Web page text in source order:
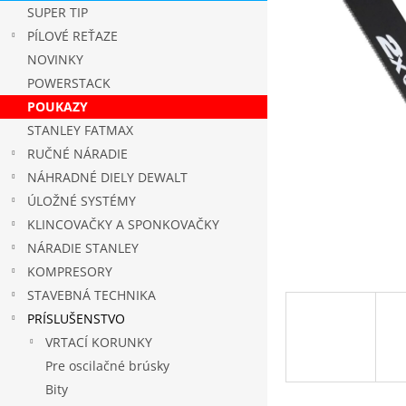
SUPER TIP
PÍLOVÉ REŤAZE
NOVINKY
POWERSTACK
POUKAZY
STANLEY FATMAX
RUČNÉ NÁRADIE
NÁHRADNÉ DIELY DEWALT
ÚLOŽNÉ SYSTÉMY
KLINCOVAČKY A SPONKOVAČKY
NÁRADIE STANLEY
KOMPRESORY
STAVEBNÁ TECHNIKA
PRÍSLUŠENSTVO
VRTACÍ KORUNKY
Pre oscilačné brúsky
Bity